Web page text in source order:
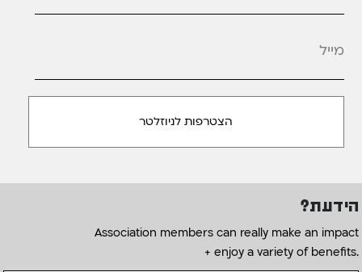
הידעת?
Association members can really make an impact
+ enjoy a variety of benefits.